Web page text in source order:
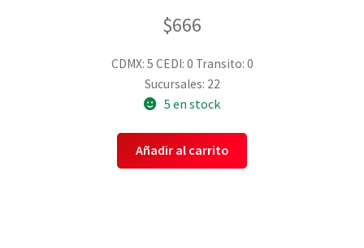
$666
CDMX: 5 CEDI: 0 Transito: 0
Sucursales: 22
5 en stock
Añadir al carrito